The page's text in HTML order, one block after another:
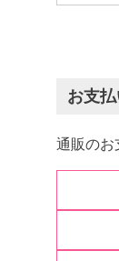
お支
通販のお